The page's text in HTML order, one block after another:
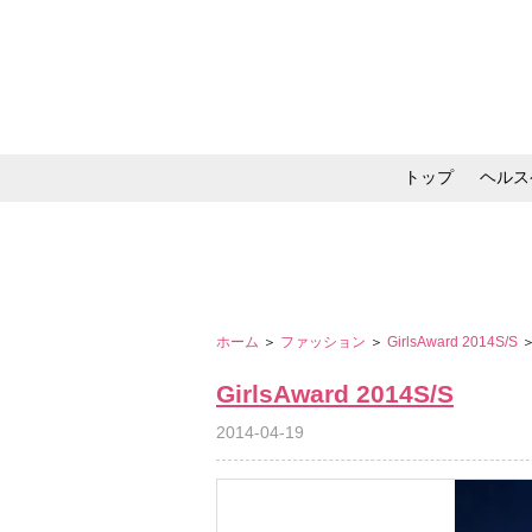
トップ ヘル
ホーム ＞ ファッション ＞ GirlsAward 2014S/S
GirlsAward 2014S/S
2014-04-19